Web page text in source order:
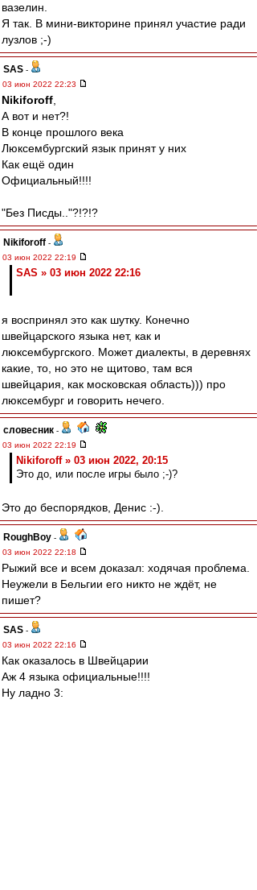
вазелин.
Я так. В мини-викторине принял участие ради
лузлов ;-)
SAS -
03 июн 2022 22:23
Nikiforoff
А вот и нет?!
В конце прошлого века
Люксембургский язык принят у них
Как ещё один
Официальный!!!!
"Без Писды.."?!?!?
Nikiforoff -
03 июн 2022 22:19
SAS » 03 июн 2022 22:16
я воспринял это как шутку. Конечно
швейцарского языка нет, как и
люксембургского. Может диалекты, в деревнях
какие, то, но это не щитово, там вся
швейцария, как московская область))) про
люксембург и говорить нечего.
словесник -
03 июн 2022 22:19
Nikiforoff » 03 июн 2022, 20:15
Это до, или после игры было ;-)?
Это до беспорядков, Денис :-).
RoughBoy -
03 июн 2022 22:18
Рыжий все и всем доказал: ходячая проблема.
Неужели в Бельгии его никто не ждёт, не
пишет?
SAS -
03 июн 2022 22:16
Как оказалось в Швейцарии
Аж 4 языка официальные!!!!
Ну ладно 3: